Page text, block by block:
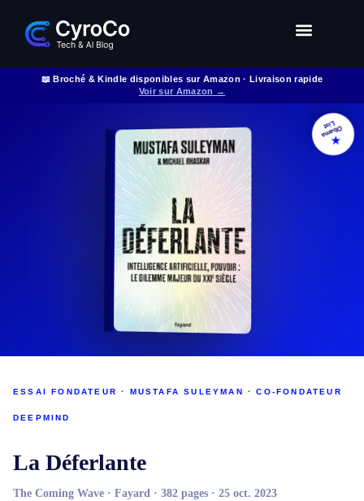
📖 Broché & Kindle disponibles sur Amazon · Livraison rapide
Voir sur Amazon →
★
Obama
List
ESSAI FONDATEUR · MUSTAFA SULEYMAN · CO-FONDATEUR
DEEPMIND
La Déferlante
The Coming Wave · Fayard · 382 pages · 25 oct. 2023